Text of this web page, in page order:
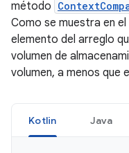
método
Como se muestra en
elemento del arreglo
volumen de
volumen, a menos que
Kotlin Java